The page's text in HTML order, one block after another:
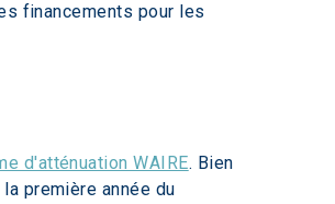
financements pour les
d'atténuation WAIRE. Bien
première année du